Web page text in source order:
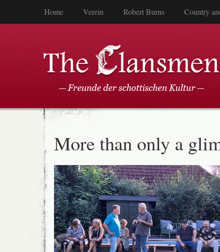
Home Verein Robert Burns Country
More than only a